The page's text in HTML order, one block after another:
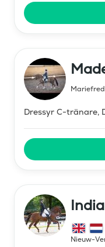
Dressyr C-tränare,
Nieuw-